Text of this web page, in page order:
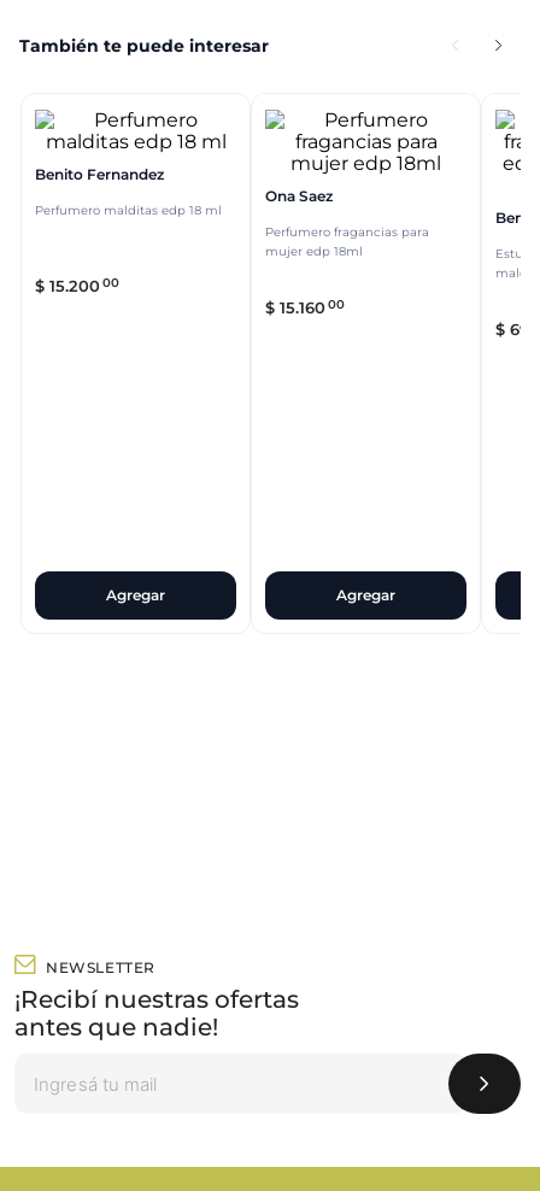
También te puede interesar
Benito Fernandez
Perfumero malditas edp 18 ml
$ 15.20000
Agregar
Ona Saez
Perfumero fragancias para
mujer edp 18ml
$ 15.16000
Agregar
$ 69
NEWSLETTER
¡Recibí nuestras ofertas
antes que nadie!